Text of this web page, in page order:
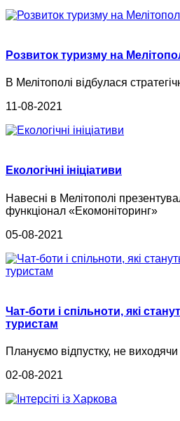
Розвиток туризму на
В Мелітополі відбулася
11-08-2021
Екологічні ініціативи
Навесні в Мелітополі
функціонал «Екомоніторинг»
05-08-2021
Чат-боти і спільноти, які
туристам
Плануємо відпустку, не
02-08-2021